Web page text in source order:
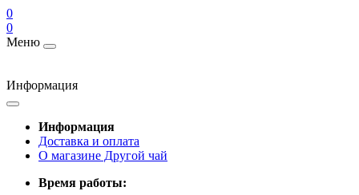
0
0
Меню
Информация
Информация
Доставка и оплата
О магазине Другой чай
Время работы: